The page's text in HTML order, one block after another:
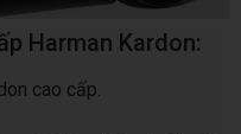
Harman Kardon:
cao cấp.